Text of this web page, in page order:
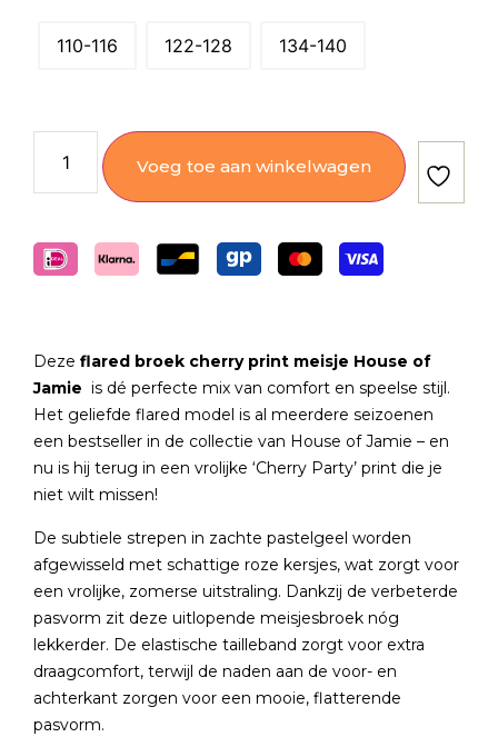
110-116 122-128 134-140
Voeg toe aan winkelwagen
Deze flared broek cherry print meisje House of
Jamie is dé perfecte mix van comfort en speelse stijl.
Het geliefde flared model is al meerdere seizoenen
een bestseller in de collectie van House of Jamie – en
nu is hij terug in een vrolijke ‘Cherry Party’ print die je
niet wilt missen!
De subtiele strepen in zachte pastelgeel worden
afgewisseld met schattige roze kersjes, wat zorgt voor
een vrolijke, zomerse uitstraling. Dankzij de verbeterde
pasvorm zit deze uitlopende meisjesbroek nóg
lekkerder. De elastische tailleband zorgt voor extra
draagcomfort, terwijl de naden aan de voor- en
achterkant zorgen voor een mooie, flatterende
pasvorm.